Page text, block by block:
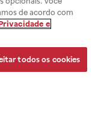
de acordo com
e
todos os cookies